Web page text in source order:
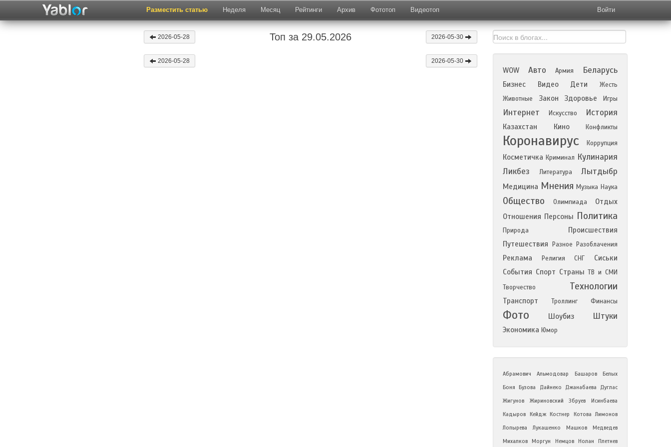
Разместить статью Неделя Месяц Рейтинги Архив Фототоп Видеотоп Войти
2026-05-28 Топ за 29.05.2026 2026-05-30
2026-05-28 2026-05-30
WOW Авто Армия Беларусь
Бизнес Видео Дети
Жесть
Животные
Закон Здоровье Игры
Интернет Искусство История
Казахстан Кино Конфликты
Коронавирус Коррупция
Косметичка Криминал Кулинария
Ликбез
Литература Лытдыбр
Медицина Мнения Музыка Наука
Общество Олимпиада
Отдых
Отношения Персоны Политика
Природа
Происшествия
Путешествия
Разное Разоблачения
Реклама Религия СНГ
Сиськи
События Спорт Страны ТВ и СМИ
Творчество
Технологии
Транспорт Троллинг Финансы
Фото Шоубиз Штуки
Экономика Юмор
Абрамович Альмодовар Башаров
Белых
Боня
Бузова Дайнеко Джанабаева
Дуглас
Жигунов
Жириновский Збруев
Исинбаева
Кадыров
Кейдж Костнер Котова Лимонов
Лопырева
Лукашенко Машков
Медведев
Михалков
Моргун Немцов Нолан Плетнев